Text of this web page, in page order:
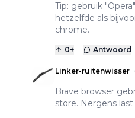
Tip: gebruik
hetzelfde als
chrome.
0+ Antwoord
Linker-ruitenwisser
Brave browser
store. Nergens